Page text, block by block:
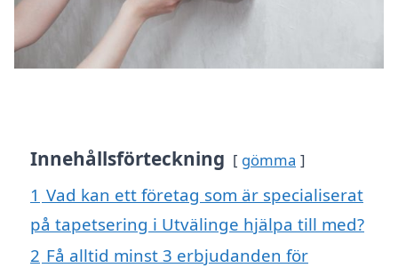
Innehållsförteckning gömma
1 Vad kan ett företag som är specialiserat
på tapetsering i Utvälinge hjälpa till med?
2 Få alltid minst 3 erbjudanden för